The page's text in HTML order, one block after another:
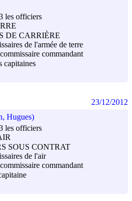
les officiers
DE CARRIÈRE
de l'armée de terre
commandant
capitaines
Hugues)
les officiers
SOUS CONTRAT
de l'air
commandant
23/12/2012